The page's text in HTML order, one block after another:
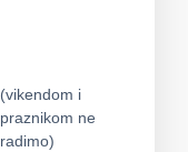
(vikendom i
praznikom ne
radimo)